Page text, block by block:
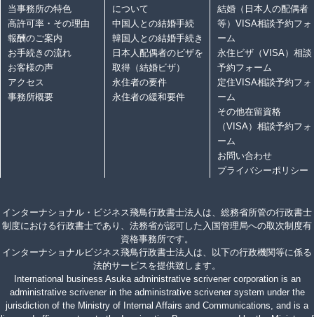
当事務所の特色
高許可率・その理由
報酬のご案内
お手続きの流れ
お客様の声
アクセス
事務所概要
について
中国人との結婚手続
韓国人との結婚手続き
日本人配偶者のビザを
取得（結婚ビザ）
永住者の要件
永住者の緩和要件
結婚（日本人の配偶者
等）VISA相談予約フォ
ーム
永住ビザ（VISA）相談
予約フォーム
定住VISA相談予約フォ
ーム
その他在留資格
（VISA）相談予約フォ
ーム
お問い合わせ
プライバシーポリシー
インターナショナル・ビジネス飛鳥行政書士法人は、総務省所管の行政書士
制度における行政書士であり、法務省が認可した入国管理局への取次制度有
資格事務所です。
インターナショナルビジネス飛鳥行政書士法人は、以下の行政機関等に係る
法的サービスを提供致します。
International business Asuka administrative scrivener corporation is an
administrative scrivener in the administrative scrivener system under the
jurisdiction of the Ministry of Internal Affairs and Communications, and is a